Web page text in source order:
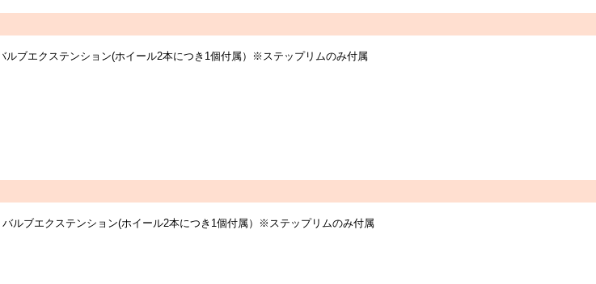
ブエクステンション(ホイール2本につき1個付属）※ステップリムのみ付属
ブエクステンション(ホイール2本につき1個付属）※ステップリムのみ付属